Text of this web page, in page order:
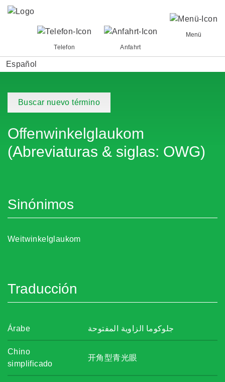
Menü
Telefon
Anfahrt
Español
Buscar nuevo término
Offenwinkelglaukom
(Abreviaturas & siglas: OWG)
Sinónimos
Weitwinkelglaukom
Traducción
Árabe جلوكوما الزاوية المفتوحة
Chino
simplificado
开角型青光眼